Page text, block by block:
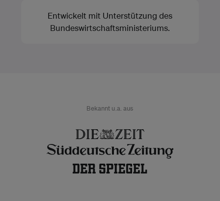
Entwickelt mit Unterstützung des
Bundeswirtschaftsministeriums.
Bekannt u.a. aus